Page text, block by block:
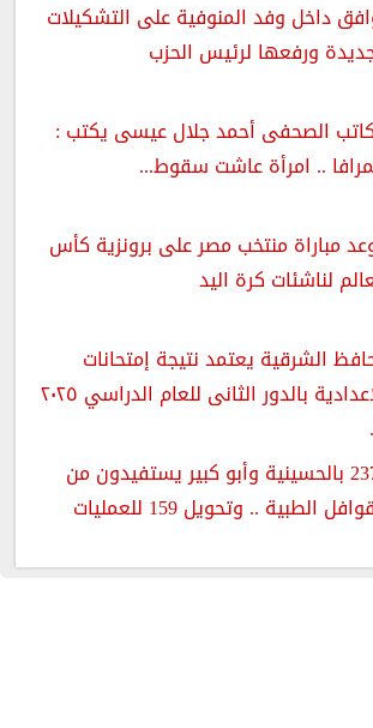
داخل وفد المنوفية على التشكيلات
ورفعها لرئيس الحزب
الصحفى أحمد جلال عيسى يكتب :
.. امرأة عاشت سقوط...
مباراة منتخب مصر على برونزية كأس
لناشئات كرة اليد
الشرقية يعتمد نتيجة إمتحانات
الإعدادية بالدور الثانى للعام الدراسي ٢٠٢٥
2377 بالحسينية وأبو كبير يستفيدون من
الطبية .. وتحويل 159 للعمليات